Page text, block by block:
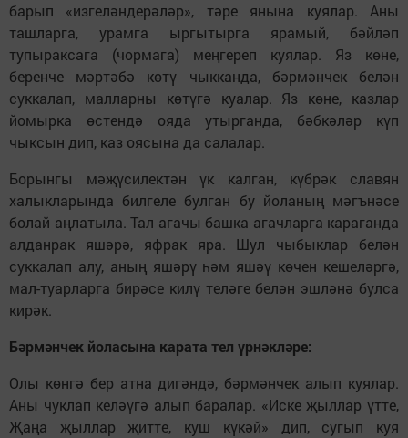
барып «изгеләндерәләр», тәре янына куялар. Аны
ташларга, урамга ыргытырга ярамый, бәйләп
тупыраксага (чормага) меңгереп куялар. Яз көне,
беренче мәртәбә көтү чыкканда, бәрмәнчек белән
суккалап, малларны көтүгә куалар. Яз көне, казлар
йомырка өстендә ояда утырганда, бәбкәләр күп
чыксын дип, каз оясына да салалар.
Борынгы мәҗүсилектән үк калган, күбрәк славян
халыкларында билгеле булган бу йоланың мәгънәсе
болай аңлатыла. Тал агачы башка агачларга караганда
алданрак яшәрә, яфрак яра. Шул чыбыклар белән
суккалап алу, аның яшәрү һәм яшәү көчен кешеләргә,
мал-туарларга бирәсе килү теләге белән эшләнә булса
кирәк.
Бәрмәнчек йоласына карата тел үрнәкләре:
Олы көнгә бер атна дигәндә, бәрмәнчек алып куялар.
Аны чуклап келәүгә алып баралар. «Иске җыллар үтте,
Җаңа җыллар җитте, куш күкәй» дип, сугып куя